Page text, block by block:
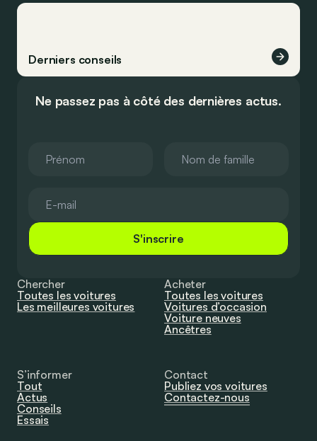
Derniers conseils
Ne passez pas à côté des dernières actus.
S'inscrire
Chercher
Toutes les voitures
Les meilleures voitures
Acheter
Toutes les voitures
Voitures d’occasion
Voiture neuves
Ancêtres
S’informer
Tout
Actus
Conseils
Essais
Contact
Publiez vos voitures
Contactez-nous